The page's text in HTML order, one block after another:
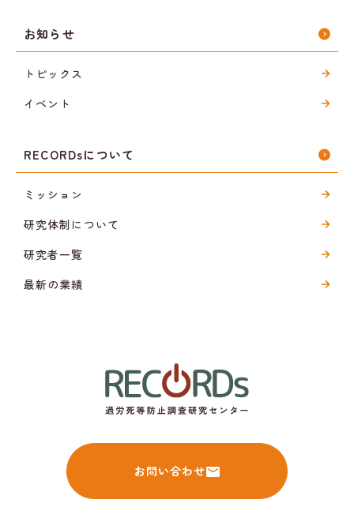
お知らせ
トピックス
イベント
RECORDsについて
ミッション
研究体制について
研究者一覧
最新の業績
お問い合わせ